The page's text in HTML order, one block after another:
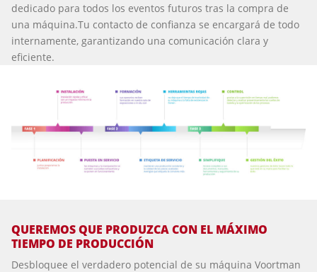
dedicado para todos los eventos futuros tras la compra de
una máquina.Tu contacto de confianza se encargará de todo
internamente, garantizando una comunicación clara y
eficiente.
QUEREMOS QUE PRODUZCA CON EL MÁXIMO
TIEMPO DE PRODUCCIÓN
Desbloquee el verdadero potencial de su máquina Voortman